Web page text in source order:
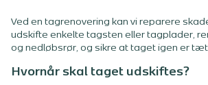
Ved en tagrenovering kan vi reparere
udskifte enkelte tagsten eller tagplader,
og nedløbsrør, og sikre at taget igen er tæt
Hvornår skal taget udskiftes?